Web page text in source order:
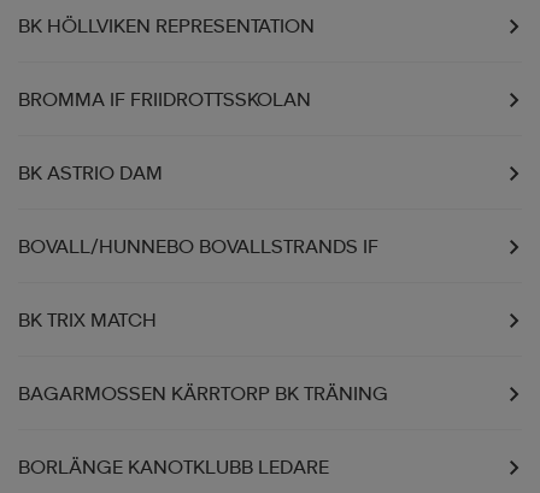
BK HÖLLVIKEN REPRESENTATION
BROMMA IF FRIIDROTTSSKOLAN
BK ASTRIO DAM
BOVALL/HUNNEBO BOVALLSTRANDS IF
BK TRIX MATCH
BAGARMOSSEN KÄRRTORP BK TRÄNING
BORLÄNGE KANOTKLUBB LEDARE